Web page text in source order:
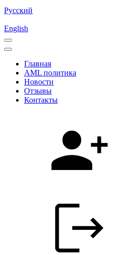
Русский
English
Главная
AML политика
Новости
Отзывы
Контакты